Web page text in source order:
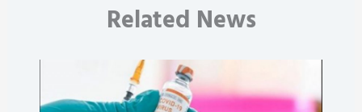
Related News